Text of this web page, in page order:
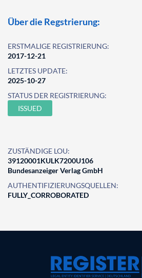
Über die Regstrierung:
ERSTMALIGE REGISTRIERUNG:
2017-12-21
LETZTES UPDATE:
2025-10-27
STATUS DER REGISTRIERUNG:
ISSUED
ZUSTÄNDIGE LOU:
39120001KULK7200U106
Bundesanzeiger Verlag GmbH
AUTHENTIFIZIERUNGSQUELLEN:
FULLY_CORROBORATED